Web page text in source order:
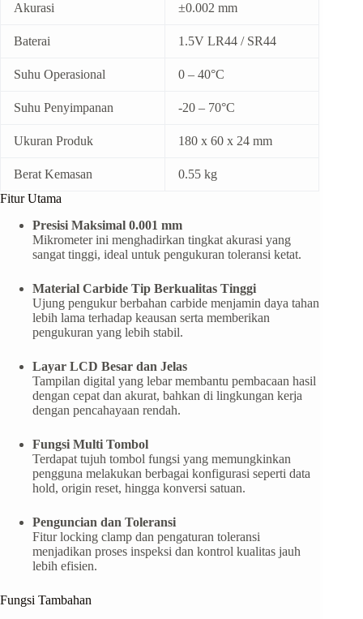
Akurasi ±0.002 mm
Baterai 1.5V LR44 / SR44
Suhu Operasional 0 – 40°C
Suhu Penyimpanan -20 – 70°C
Ukuran Produk 180 x 60 x 24 mm
Berat Kemasan
0.55 kg
Fitur Utama
Presisi Maksimal 0.001 mm
Mikrometer ini menghadirkan tingkat akurasi yang
sangat tinggi, ideal untuk pengukuran toleransi ketat.
Material Carbide Tip Berkualitas Tinggi
Ujung pengukur berbahan carbide menjamin daya tahan
lebih lama terhadap keausan serta memberikan
pengukuran yang lebih stabil.
Layar LCD Besar dan Jelas
Tampilan digital yang lebar membantu pembacaan hasil
dengan cepat dan akurat, bahkan di lingkungan kerja
dengan pencahayaan rendah.
Fungsi Multi Tombol
Terdapat tujuh tombol fungsi yang memungkinkan
pengguna melakukan berbagai konfigurasi seperti data
hold, origin reset, hingga konversi satuan.
Penguncian dan Toleransi
Fitur locking clamp dan pengaturan toleransi
menjadikan proses inspeksi dan kontrol kualitas jauh
lebih efisien.
Fungsi Tambahan